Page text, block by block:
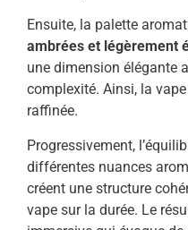
Ensuite, la palette
ambrées et légèrement
une dimension élégante
complexité. Ainsi, la vape
raffinée.
Progressivement,
différentes nuances
créent une structure
vape sur la durée. Le